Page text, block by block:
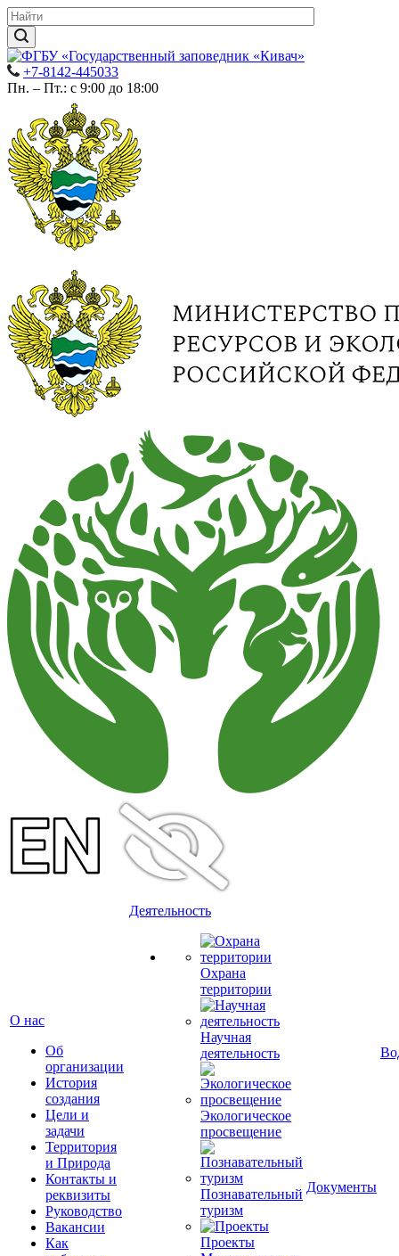
+7-8142-445033
Пн. – Пт.: с 9:00 до 18:00
О нас
Об
организации
История
создания
Цели и
задачи
Территория
и Природа
Контакты и
реквизиты
Руководство
Вакансии
Как
Деятельность
Охрана
территории
Научная
деятельность
Экологическое
просвещение
Познавательный
туризм
Проекты
Документы